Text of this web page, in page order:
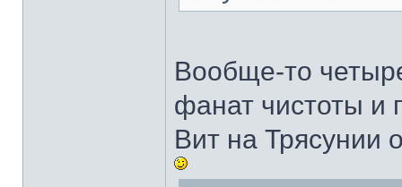
Вообще-то
фанат чистоты и
Вит на Трясунии